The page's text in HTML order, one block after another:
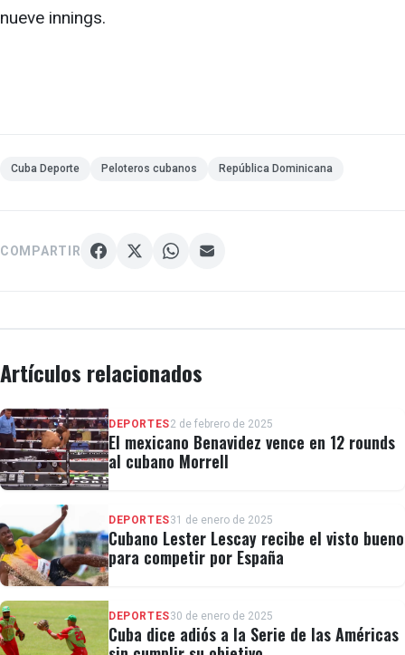
nueve innings.
Cuba Deporte Peloteros cubanos República Dominicana
COMPARTIR
Artículos relacionados
DEPORTES2 de febrero de 2025
El mexicano Benavidez vence en 12 rounds
al cubano Morrell
DEPORTES31 de enero de 2025
Cubano Lester Lescay recibe el visto bueno
para competir por España
DEPORTES30 de enero de 2025
Cuba dice adiós a la Serie de las Américas